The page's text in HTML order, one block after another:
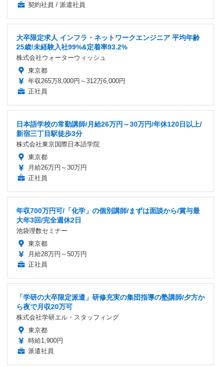
契約社員 / 派遣社員
大卒限定求人 インフラ・ネットワークエンジニア 平均年齢
25歳!未経験入社99%&定着率93.2%
株式会社ウォーターウィッシュ
東京都
年収265万8,000円～312万6,000円
正社員
日本語学校の常勤講師/月給26万円～30万円/年休120日以上/
新宿三丁目駅徒歩3分
株式会社東京国際日本語学院
東京都
月給26万円～30万円
正社員
年収700万円可/「化学」の個別講師/まずは面談から/賞与最
大年3回/完全週休2日
池袋理数セミナー
東京都
月給28万円～50万円
正社員
「学研の大卒限定派遣」研修充実の集団指導の塾講師/夕方か
ら夜で月収20万可
株式会社学研エル・スタッフィング
東京都
時給1,900円
派遣社員